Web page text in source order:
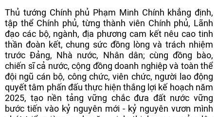
Thủ tướng Chính phủ Phạm Minh Chính khẳng định,
tập thể Chính phủ, từng thành viên Chính phủ, Lãnh
đạo các bộ, ngành, địa phương cam kết nêu cao tinh
thần đoàn kết, chung sức đồng lòng và trách nhiệm
trước Đảng, Nhà nước, Nhân dân; cùng đồng bào,
chiến sĩ cả nước, cộng đồng doanh nghiệp và toàn thể
đội ngũ cán bộ, công chức, viên chức, người lao động
quyết tâm phấn đấu thực hiện thắng lợi kế hoạch năm
2025, tạo nền tảng vững chắc đưa đất nước vững
bước tiến vào kỷ nguyên mới - kỷ nguyên vươn mình